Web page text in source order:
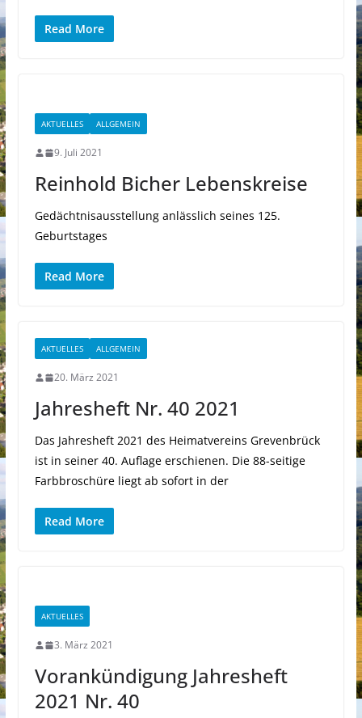
Read More
AKTUELLES ALLGEMEIN
9. Juli 2021
Reinhold Bicher Lebenskreise
Gedächtnisausstellung anlässlich seines 125.
Geburtstages
Read More
AKTUELLES ALLGEMEIN
20. März 2021
Jahresheft Nr. 40 2021
Das Jahresheft 2021 des Heimatvereins Grevenbrück
ist in seiner 40. Auflage erschienen. Die 88-seitige
Farbbroschüre liegt ab sofort in der
Read More
AKTUELLES
3. März 2021
Vorankündigung Jahresheft
2021 Nr. 40